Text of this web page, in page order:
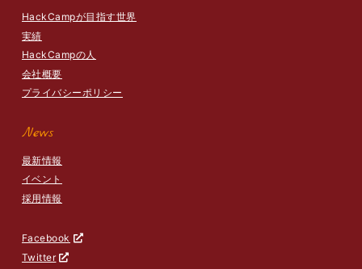
HackCampが目指す世界
実績
HackCampの人
会社概要
プライバシーポリシー
News
最新情報
イベント
採用情報
Facebook
Twitter